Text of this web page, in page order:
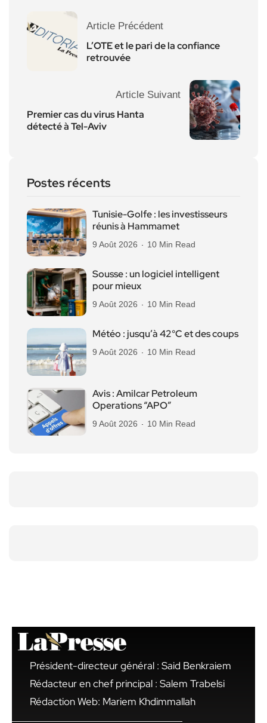
Article Précédent
L’OTE et le pari de la confiance
retrouvée
Article Suivant
Premier cas du virus Hanta
détecté à Tel-Aviv
Postes récents
Tunisie-Golfe : les investisseurs
réunis à Hammamet
9 Août 2026 10 Min Read
Sousse : un logiciel intelligent
pour mieux
9 Août 2026 10 Min Read
Météo : jusqu’à 42°C et des coups
9 Août 2026 10 Min Read
Avis : Amilcar Petroleum
Operations “APO”
9 Août 2026 10 Min Read
Président-directeur général : Said Benkraiem
Rédacteur en chef principal : Salem Trabelsi
Rédaction Web: Mariem Khdimmallah